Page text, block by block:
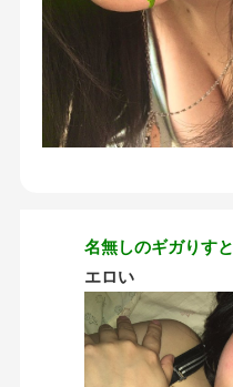
名無しのギガりすと
エロい